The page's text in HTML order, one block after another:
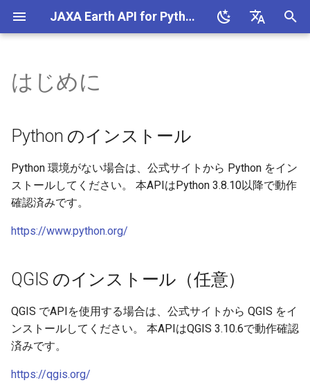
JAXA Earth API for Python (v0.1.6)
を
期
化
Python のインストール
QGIS のインストール（任
意）
JAXA Earth API for Python の
使い方
インストールする場合
最小限の使用例
Python
QGIS
Google Colab
MCP サーバー
データベース
COG/STAC ジェネレーター
アクセス解析
はじめに
Python のインストール
Python 環境がない場合は、公式サイトから Python をイン
ストールしてください。 本APIはPython 3.8.10以降で動作
確認済みです。
https://www.python.org/
QGIS のインストール（任意）
QGIS でAPIを使用する場合は、公式サイトから QGIS をイ
ンストールしてください。 本APIはQGIS 3.10.6で動作確認
済みです。
https://qgis.org/